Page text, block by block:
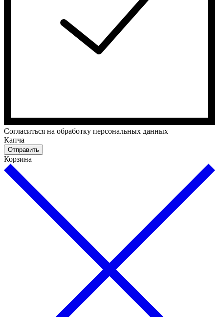
Cогласиться на обработку персональных данных
Капча
Отправить
Корзина